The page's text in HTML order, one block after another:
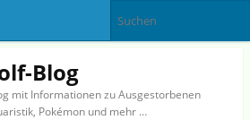
Blog
mit Informationen zu Ausgestorbenen
Pokémon und mehr …